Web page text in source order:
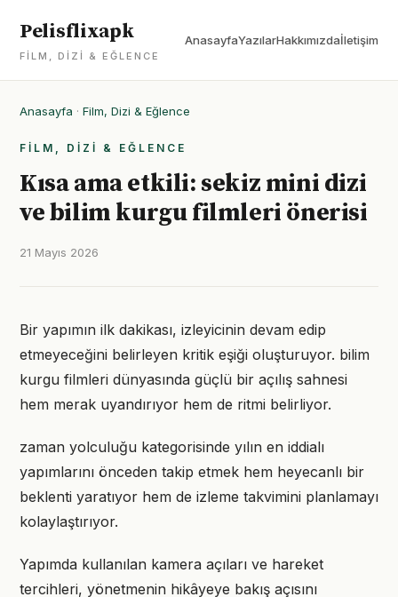
Pelisflixapk
FILM, DIZI & EĞLENCE
AnasayfaYazılarHakkımızdaİletişim
Anasayfa · Film, Dizi & Eğlence
FILM, DIZI & EĞLENCE
Kısa ama etkili: sekiz mini dizi
ve bilim kurgu filmleri önerisi
21 Mayıs 2026
Bir yapımın ilk dakikası, izleyicinin devam edip
etmeyeceğini belirleyen kritik eşiği oluşturuyor. bilim
kurgu filmleri dünyasında güçlü bir açılış sahnesi
hem merak uyandırıyor hem de ritmi belirliyor.
zaman yolculuğu kategorisinde yılın en iddialı
yapımlarını önceden takip etmek hem heyecanlı bir
beklenti yaratıyor hem de izleme takvimini planlamayı
kolaylaştırıyor.
Yapımda kullanılan kamera açıları ve hareket
tercihleri, yönetmenin hikâyeye bakış açısını